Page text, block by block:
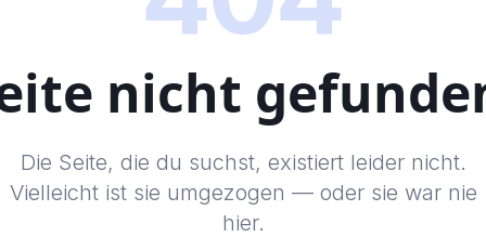
nicht
Die Seite, die du suchst, existiert leider nicht.
Vielleicht ist sie umgezogen — oder sie war nie
hier.